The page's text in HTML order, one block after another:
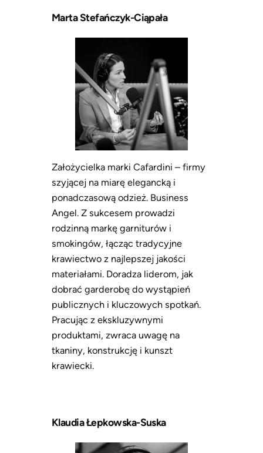
Marta Stefańczyk-Ciąpała
Założycielka marki Cafardini – firmy
szyjącej na miarę elegancką i
ponadczasową odzież. Business
Angel. Z sukcesem prowadzi
rodzinną markę garniturów i
smokingów, łącząc tradycyjne
krawiectwo z najlepszej jakości
materiałami. Doradza liderom, jak
dobrać garderobę do wystąpień
publicznych i kluczowych spotkań.
Pracując z ekskluzywnymi
produktami, zwraca uwagę na
tkaniny, konstrukcję i kunszt
krawiecki.
Klaudia Łepkowska-Suska